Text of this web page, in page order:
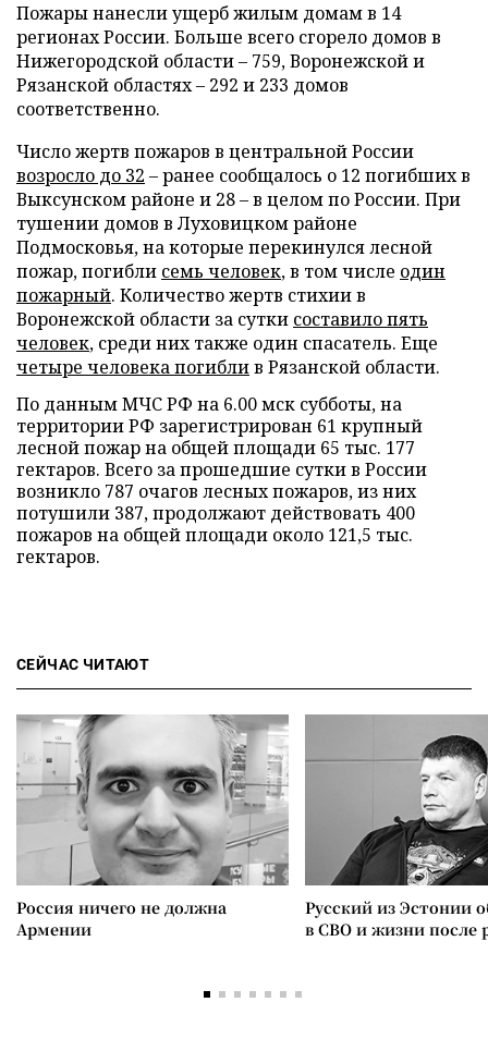
Пожары нанесли ущерб жилым домам в 14
регионах России. Больше всего сгорело домов в
Нижегородской области – 759, Воронежской и
Рязанской областях – 292 и 233 домов
соответственно.
Число жертв пожаров в центральной России
возросло до 32 – ранее сообщалось о 12 погибших в
Выксунском районе и 28 – в целом по России. При
тушении домов в Луховицком районе
Подмосковья, на которые перекинулся лесной
пожар, погибли семь человек, в том числе один
пожарный. Количество жертв стихии в
Воронежской области за сутки составило пять
человек, среди них также один спасатель. Еще
четыре человека погиблив Рязанской области.
По данным МЧС РФ на 6.00 мск субботы, на
территории РФ зарегистрирован 61 крупный
лесной пожар на общей площади 65 тыс. 177
гектаров. Всего за прошедшие сутки в России
возникло 787 очагов лесных пожаров, из них
потушили 387, продолжают действовать 400
пожаров на общей площади около 121,5 тыс.
гектаров.
СЕЙЧАС ЧИТАЮТ
Россия ничего не должна
Армении
Русский из Эстонии
в СВО и жизни после